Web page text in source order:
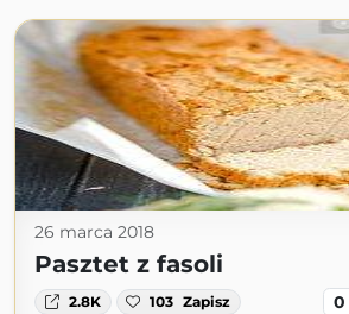
26 marca 2018
Pasztet z fasoli
2.8K 103 Zapisz 0